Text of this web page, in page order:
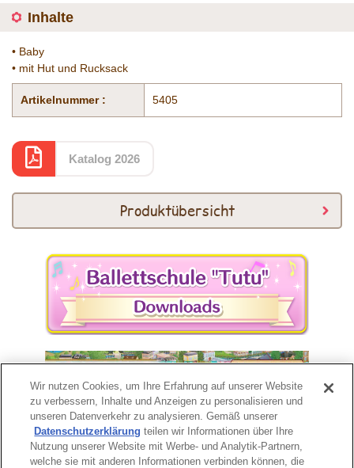
Inhalte
• Baby
• mit Hut und Rucksack
Artikelnummer : 5405
Katalog 2026
Produktübersicht
Wir nutzen Cookies, um Ihre Erfahrung auf unserer Website
zu verbessern, Inhalte und Anzeigen zu personalisieren und
unseren Datenverkehr zu analysieren. Gemäß unserer
Datenschutzerklärung teilen wir Informationen über Ihre
Nutzung unserer Website mit Werbe- und Analytik-Partnern,
welche sie mit anderen Informationen verbinden können, die